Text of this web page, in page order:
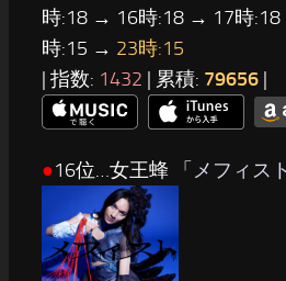
時:18 → 16時:18 → 17時
時:15 → 23時:15
| 指数: 1432 | 累積: 79656 |
●16位…女王蜂 「 メフィスト